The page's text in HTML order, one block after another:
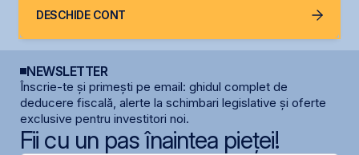
DESCHIDE CONT
NEWSLETTER
Înscrie-te și primești pe email: ghidul complet de
deducere fiscală, alerte la schimbari legislative și oferte
exclusive pentru investitori noi.
Fii cu un pas înaintea pieței!